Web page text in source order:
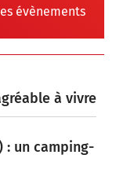
évènements
à vivre
: un camping-